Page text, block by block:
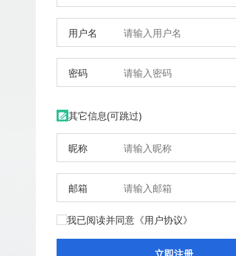
用户名
密码
其它信息(可跳过)
昵称
邮箱
我已阅读并同意 《用户协议》